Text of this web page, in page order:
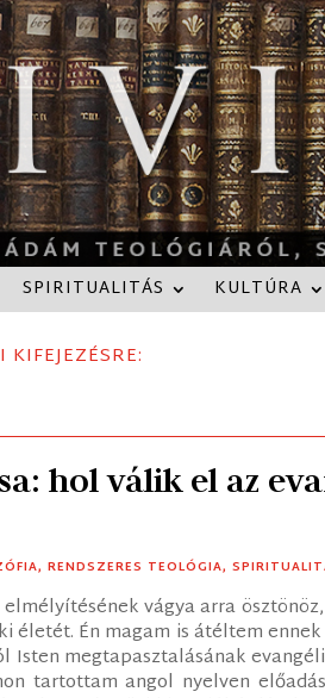
SPIRITUALITÁS KULTÚRA
hol válik el az
,RENDSZERES TEOLÓGIA,
vágya arra
életét. Én magam is átéltem
Isten megtapasztalásának
tartottam angol nyelven